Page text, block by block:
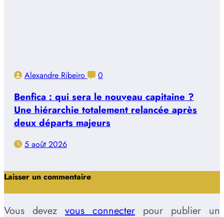
Alexandre Ribeiro 0
Benfica : qui sera le nouveau capitaine ?
Une hiérarchie totalement relancée après
deux départs majeurs
5 août 2026
Laisser un commentaire
Vous devez vous connecter pour publier un